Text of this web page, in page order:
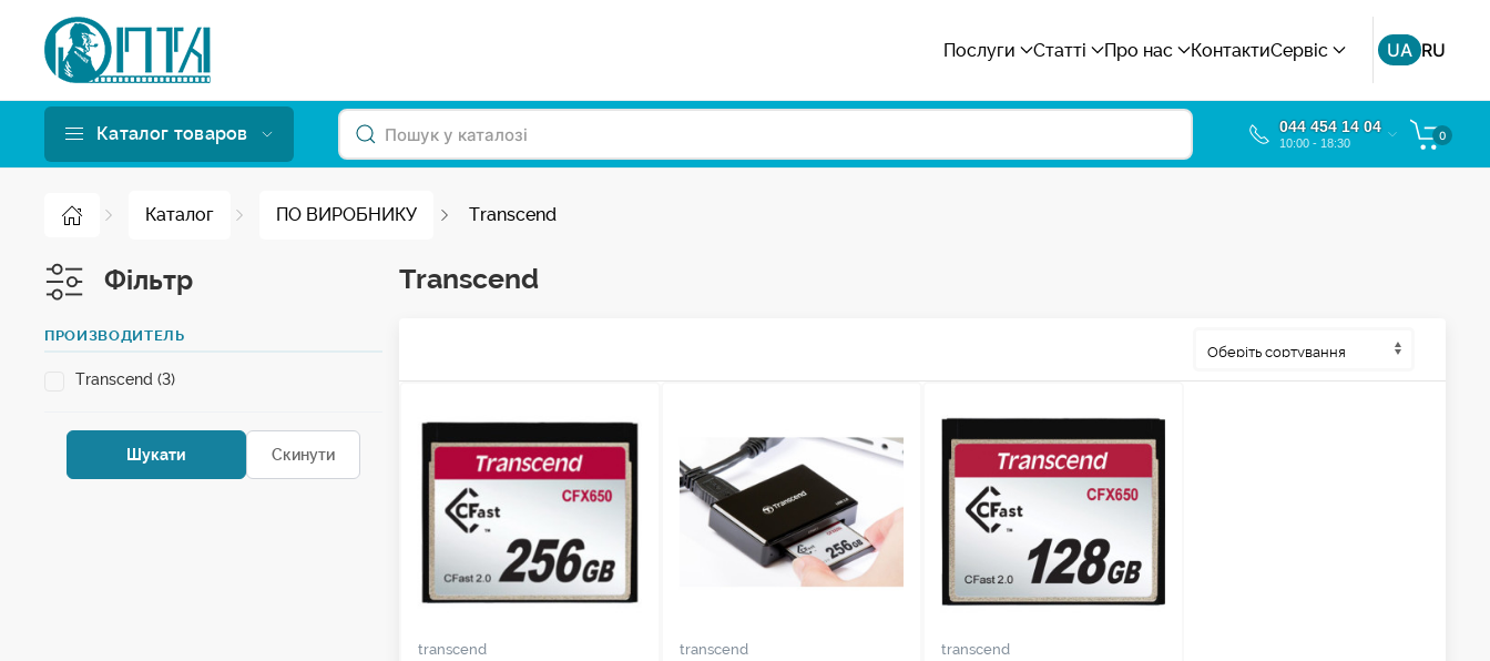
Послуги Статті Про нас КонтактиСервіс UA RU
Каталог товаров 044 454 14 04
10:00 - 18:30
0
Каталог ПО ВИРОБНИКУ Transcend
Фільтр
ПРОИЗВОДИТЕЛЬ
Transcend (3)
Transcend
transcend transcend transcend